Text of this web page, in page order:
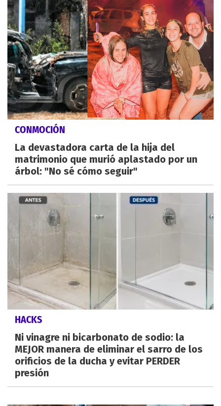
CONMOCIÓN
La devastadora carta de la hija del
matrimonio que murió aplastado por un
árbol: "No sé cómo seguir"
HACKS
Ni vinagre ni bicarbonato de sodio: la
MEJOR manera de eliminar el sarro de los
orificios de la ducha y evitar PERDER
presión